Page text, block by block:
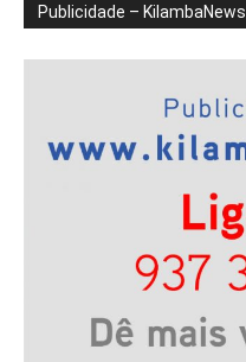
Publicidade – KilambaNews